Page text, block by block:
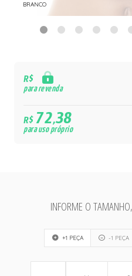
BRANCO
R$
para revenda
R$72,38
para uso próprio
INFORME O
+1 PEÇA -1 PEÇA